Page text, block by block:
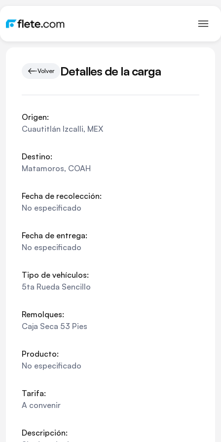
Volver Detalles de la carga
Origen:
Cuautitlán Izcalli, MEX
Destino:
Matamoros, COAH
Fecha de recolección:
No especificado
Fecha de entrega:
No especificado
Tipo de vehículos:
5ta Rueda Sencillo
Remolques:
Caja Seca 53 Pies
Producto:
No especificado
Tarifa:
A convenir
Descripción: